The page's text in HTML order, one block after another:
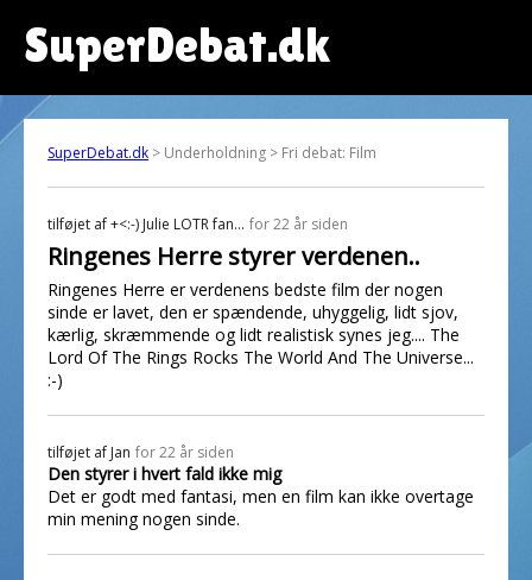
SuperDebat.dk
SuperDebat.dk > Underholdning > Fri debat: Film
tilføjet af+<:-) Julie LOTR fan... for 22 år siden
Ringenes Herre styrer verdenen..
Ringenes Herre er verdenens bedste film der nogen
sinde er lavet, den er spændende, uhyggelig, lidt sjov,
kærlig, skræmmende og lidt realistisk synes jeg.... The
Lord Of The Rings Rocks The World And The Universe...
:-)
tilføjet af Jan for 22 år siden
Den styrer i hvert fald ikke mig
Det er godt med fantasi, men en film kan ikke overtage
min mening nogen sinde.